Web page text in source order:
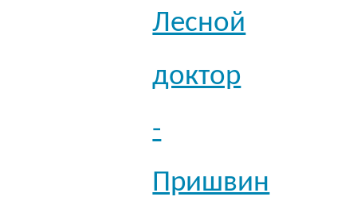
Лесной
доктор
-
Пришвин